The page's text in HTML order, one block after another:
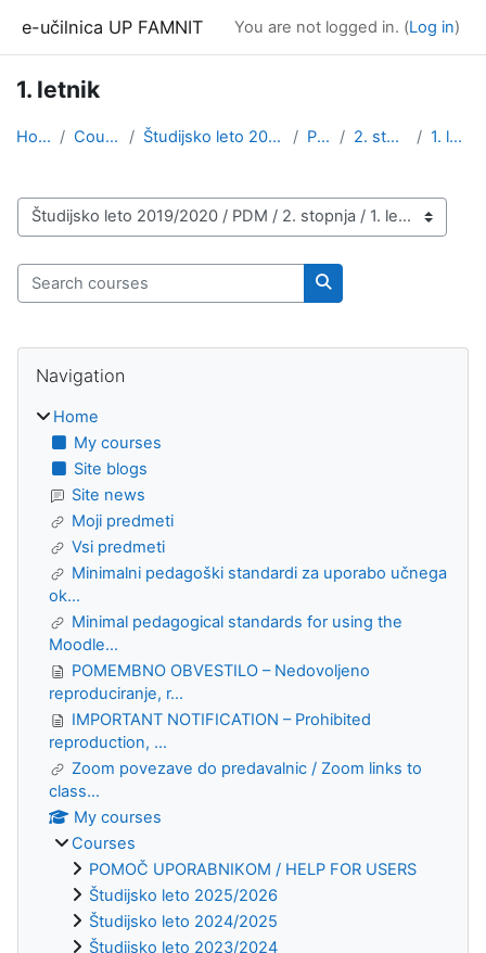
e-učilnica UP FAMNIT You are not logged in. (Log in)
1. letnik
Home Courses Študijsko leto 2019/2020 PDM 2. stopnja 1. letnik
Course categories
Search courses
Search courses
Blocks
Navigation
Home
My courses
Site blogs
Site news
Moji predmeti
Vsi predmeti
Minimalni pedagoški standardi za uporabo učnega
ok...
Minimal pedagogical standards for using the
Moodle...
POMEMBNO OBVESTILO – Nedovoljeno
reproduciranje, r...
IMPORTANT NOTIFICATION – Prohibited
reproduction, ...
Zoom povezave do predavalnic / Zoom links to
class...
My courses
Courses
POMOČ UPORABNIKOM / HELP FOR USERS
Študijsko leto 2025/2026
Študijsko leto 2024/2025
Študijsko leto 2023/2024